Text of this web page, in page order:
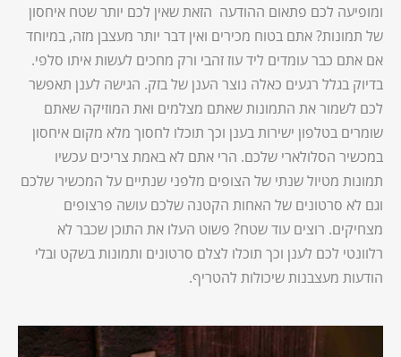
ומופיעה לכם פתאום ההודעה הזאת שאין לכם יותר שטח איחסון
של תמונות? אתם בטוח מכירים ואין דבר יותר מעצבן מזה, במיוחד
אם אתם כבר עומדים ליד עוז זהבי ורק מחכים לעשות איתו סלפי.
בדיוק בגלל רגעים כאלה נוצר הענן של בזק. הגישה לענן תאפשר
לכם לשמור את התמונות שאתם מצלמים ואת המוזיקה שאתם
שומרים בטלפון ישירות בענן וכך תוכלו לחסוך מלא מקום איחסון
במכשיר הסלולארי שלכם. הרי אתם לא באמת צריכים עכשיו
תמונות מטיול שנתי של הצופים מלפני שנתיים על המכשיר שלכם
וגם לא סרטונים של האחות הקטנה שלכם עושה פרצופים
מצחיקים. רוצים עוד שטח? פשוט העלו את התוכן שכבר לא
רלוונטי לכם לענן וכך תוכלו לצלם סרטונים ותמונות בשקט ובלי
הודעות מעצבנות שיכולות להטריף.